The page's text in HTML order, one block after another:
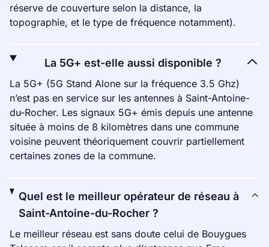
réserve de couverture selon la distance, la
topographie, et le type de fréquence notamment).
La 5G+ est-elle aussi disponible ?
La 5G+ (5G Stand Alone sur la fréquence 3.5 Ghz)
n’est pas en service sur les antennes à Saint-Antoine-
du-Rocher. Les signaux 5G+ émis depuis une antenne
située à moins de 8 kilomètres dans une commune
voisine peuvent théoriquement couvrir partiellement
certaines zones de la commune.
Quel est le meilleur opérateur de réseau à
Saint-Antoine-du-Rocher ?
Le meilleur réseau est sans doute celui de Bouygues